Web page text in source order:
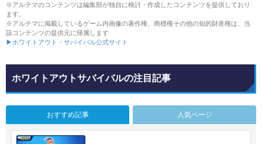
※アルテマのコンテンツは編集部が独自に検討・作成したコンテンツを提供しており
ます。
※アルテマに掲載しているゲーム内画像の著作権、商標権その他の知的財産権は、当
該コンテンツの提供元に帰属します
▶ホワイトアウト・サバイバル公式サイト
ホワイトアウトサバイバルの注目記事
おすすめ記事 人気ページ